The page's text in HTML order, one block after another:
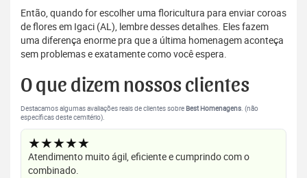
Então, quando for escolher uma floricultura para enviar coroas
de flores em Igaci (AL), lembre desses detalhes. Eles fazem
uma diferença enorme pra que a última homenagem aconteça
sem problemas e exatamente como você espera.
O que dizem nossos clientes
Destacamos algumas avaliações reais de clientes sobre Best Homenagens. (não
específicas deste cemitério).
★★★★★
Atendimento muito ágil, eficiente e cumprindo com o
combinado.